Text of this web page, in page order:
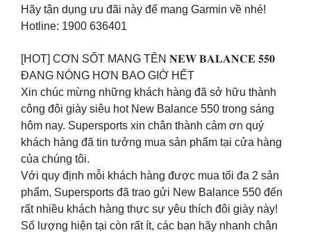
Hãy tận dụng ưu đãi này để mang Garmin về nhé!
Hotline: 1900 636401
[HOT] CƠN SỐT MANG TÊN 𝐍𝐄𝐖 𝐁𝐀𝐋𝐀𝐍𝐂𝐄 𝟓𝟓𝟎
ĐANG NÓNG HƠN BAO GIỜ HẾT
Xin chúc mừng những khách hàng đã sở hữu thành
công đôi giày siêu hot New Balance 550 trong sáng
hôm nay. Supersports xin chân thành cảm ơn quý
khách hàng đã tin tưởng mua sản phẩm tại cửa hàng
của chúng tôi.
Với quy định mỗi khách hàng được mua tối đa 2 sản
phẩm, Supersports đã trao gửi New Balance 550 đến
rất nhiều khách hàng thực sự yêu thích đôi giày này!
Số lượng hiện tại còn rất ít, các bạn hãy nhanh chân